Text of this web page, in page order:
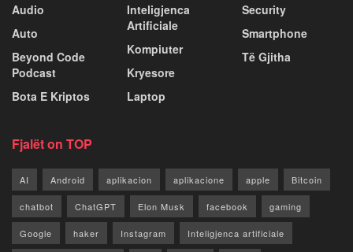
Audio
Auto
Beyond Code
Podcast
Bota E Kriptos
Inteligjenca
Artificiale
Kompiuter
Kryesore
Laptop
Security
Smartphone
Të Gjitha
Fjalët on TOP
AI Android aplikacion aplikacione apple Bitcoin
chatbot ChatGPT Elon Musk facebook gaming
Google haker Instagram Inteligjenca artificiale